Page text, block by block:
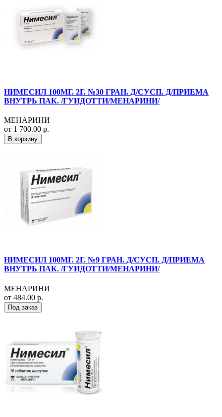
НИМЕСИЛ 100МГ. 2Г. №30 ГРАН. Д/СУСП. Д/ПРИЕМА
ВНУТРЬ ПАК. /ГУИДОТТИ/МЕНАРИНИ/
МЕНАРИНИ
от 1 700.00 р.
В корзину
НИМЕСИЛ 100МГ. 2Г. №9 ГРАН. Д/СУСП. Д/ПРИЕМА
ВНУТРЬ ПАК. /ГУИДОТТИ/МЕНАРИНИ/
МЕНАРИНИ
от 484.00 р.
Под заказ